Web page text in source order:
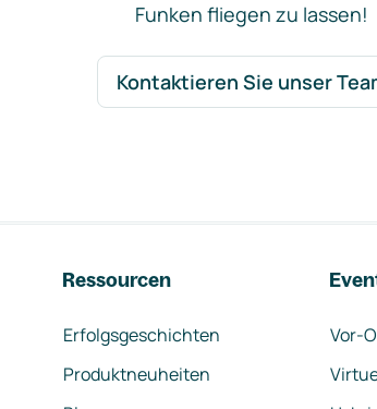
Funken fliegen zu lassen!
Kontaktieren Sie unser
Ressourcen
Erfolgsgeschichten
Produktneuheiten
Vor-